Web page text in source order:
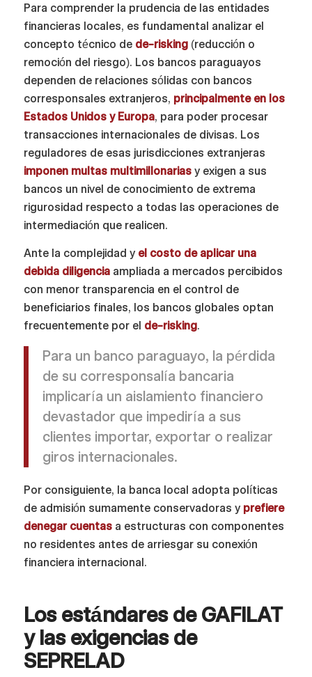
Para comprender la prudencia de las entidades
financieras locales, es fundamental analizar el
concepto técnico de de-risking(reducción o
remoción del riesgo). Los bancos paraguayos
dependen de relaciones sólidas con bancos
corresponsales extranjeros, principalmente en los
Estados Unidos y Europa, para poder procesar
transacciones internacionales de divisas. Los
reguladores de esas jurisdicciones extranjeras
imponen multas multimillonariasy exigen a sus
bancos un nivel de conocimiento de extrema
rigurosidad respecto a todas las operaciones de
intermediación que realicen.
Ante la complejidad yel costo de aplicar una
debida diligenciaampliada a mercados percibidos
con menor transparencia en el control de
beneficiarios finales, los bancos globales optan
frecuentemente por el de-risking.
Para un banco paraguayo, la pérdida
de su corresponsalía bancaria
implicaría un aislamiento financiero
devastador que impediría a sus
clientes importar, exportar o realizar
giros internacionales.
Por consiguiente, la banca local adopta políticas
de admisión sumamente conservadoras y prefiere
denegar cuentasa estructuras con componentes
no residentes antes de arriesgar su conexión
financiera internacional.
Los estándares de GAFILAT
y las exigencias de
SEPRELAD